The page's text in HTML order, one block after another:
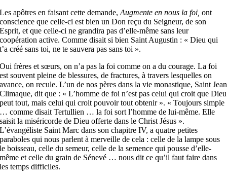
Les apôtres en faisant cette demande,Augmente en nous la foi, ont
conscience que celle-ci est bien un Don reçu du Seigneur, de son
Esprit, et que celle-ci ne grandira pas d’elle-même sans leur
coopération active. Comme disait si bien Saint Augustin : « Dieu qui
t’a créé sans toi, ne te sauvera pas sans toi ».
Oui frères et sœurs, on n’a pas la foi comme on a du courage. La foi
est souvent pleine de blessures, de fractures, à travers lesquelles on
avance, on recule. L’un de nos pères dans la vie monastique, Saint Jean
Climaque, dit que : « L’homme de foi n’est pas celui qui croit que Dieu
peut tout, mais celui qui croit pouvoir tout obtenir ». « Toujours simple
… comme disait Tertullien … la foi sort l’homme de lui-même. Elle
saisit la miséricorde de Dieu offerte dans le Christ Jésus ».
L’évangéliste Saint Marc dans son chapitre IV, a quatre petites
paraboles qui nous parlent à merveille de cela : celle de la lampe sous
le boisseau, celle du semeur, celle de la semence qui pousse d’elle-
même et celle du grain de Sénevé … nous dit ce qu’il faut faire dans
les temps difficiles.